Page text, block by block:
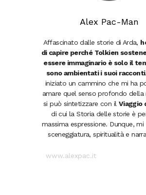
Alex Pac-Man
Affascinato dalle storie di Arda,
di capire perché Tolkien
essere immaginario è solo il
sono ambientati i suoi racconti
iniziato un cammino che mi ha
amare quel senso profondo della
si può sintetizzare con il Viaggio
di cui la Storia delle storie è
massima espressione. Dunque,
sceneggiatura, spiritualità e
www.alexpac.it